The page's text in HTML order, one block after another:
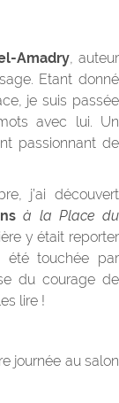
Amadry, auteur
Etant donné
je suis passée
avec lui. Un
passionnant de
j’ai découvert
à la Place du
y était reporter
été touchée par
du courage de
lire !
journée au salon